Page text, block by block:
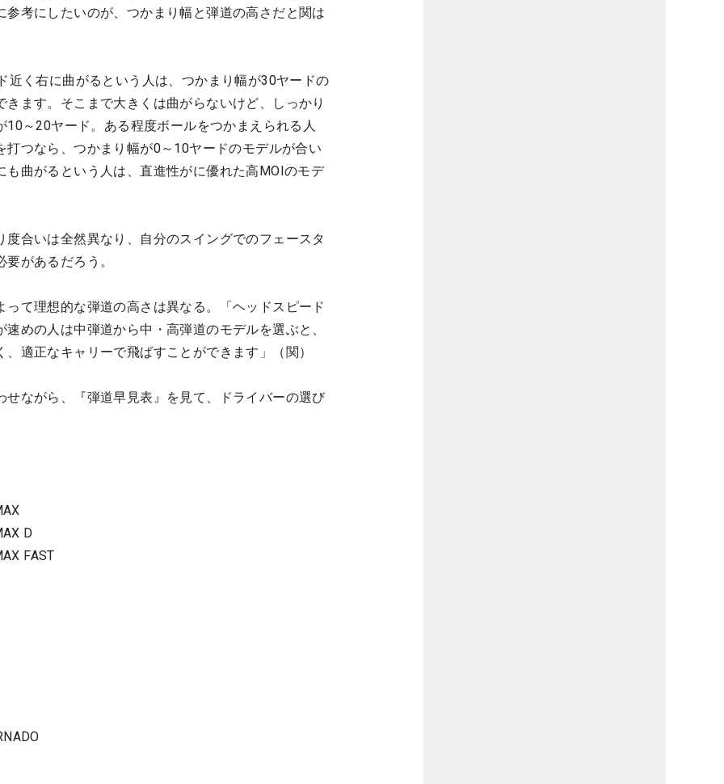
考にしたいのが、つかまり幅と弾道の高さだと関は
近く右に曲がるという人は、つかまり幅が30ヤードの
ます。そこまで大きくは曲がらないけど、しっかり
～20ヤード。ある程度ボールをつかまえられる人
つなら、つかまり幅が0～10ヤードのモデルが合い
曲がるという人は、直進性がに優れた高MOIのモデ
合いは全然異なり、自分のスイングでのフェースタ
があるだろう。
て理想的な弾道の高さは異なる。「ヘッドスピード
めの人は中弾道から中・高弾道のモデルを選ぶと、
適正なキャリーで飛ばすことができます」（関）
ながら、『弾道早見表』を見て、ドライバーの選び
D
FAST